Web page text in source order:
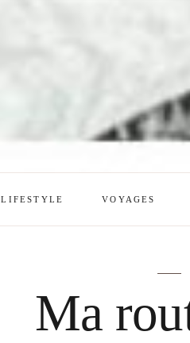
LIFESTYLE VOYAGES
Ma